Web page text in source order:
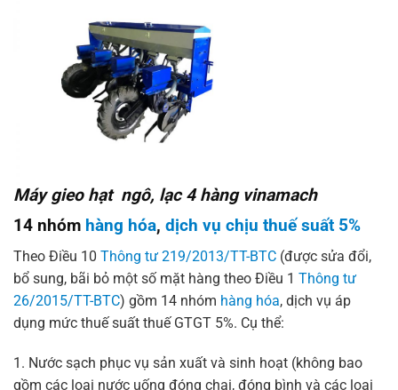
Máy gieo hạt ngô, lạc 4 hàng vinamach
14 nhóm hàng hóa, dịch vụ chịu thuế suất 5%
Theo Điều 10 Thông tư 219/2013/TT-BTC (được sửa đổi,
bổ sung, bãi bỏ một số mặt hàng theo Điều 1 Thông tư
26/2015/TT-BTC) gồm 14 nhóm hàng hóa, dịch vụ áp
dụng mức thuế suất thuế GTGT 5%. Cụ thể:
1. Nước sạch phục vụ sản xuất và sinh hoạt (không bao
gồm các loại nước uống đóng chai, đóng bình và các loại